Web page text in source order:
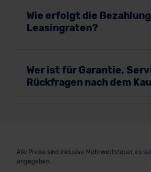
Wie erfolgt die
Leasingraten?
Wer ist für Garantie,
Rückfragen nach dem
Alle Preise sind inklusive Mehrwertsteuer, es
angegeben.